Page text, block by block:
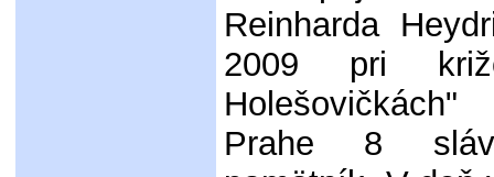
Reinharda
2009 pri
Prahe 8